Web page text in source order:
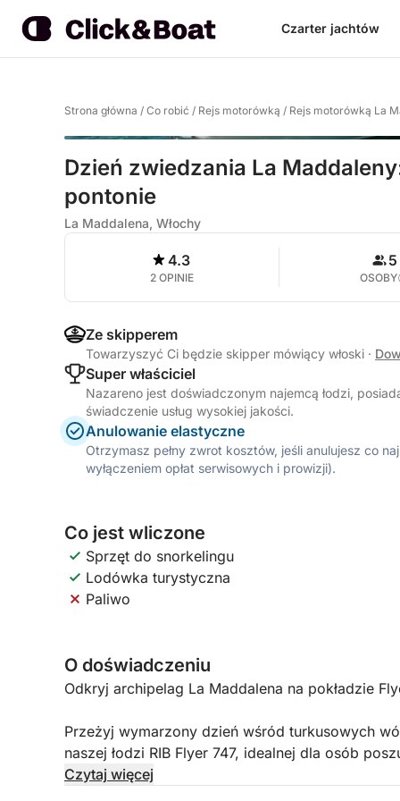
Czarter jachtów
Strona główna / Co robić / Rejs motorówką / Rejs motorówką La
Dzień zwiedzania La
pontonie
La Maddalena, Włochy
4.3
2 OPINIE
5
OSOBY
Ze skipperem
Towarzyszyć Ci będzie skipper mówiący włoski ·
Super właściciel
Nazareno jest doświadczonym najemcą łodzi,
świadczenie usług wysokiej jakości.
Anulowanie elastyczne
Otrzymasz pełny zwrot kosztów, jeśli anulujesz co
wyłączeniem opłat serwisowych i prowizji).
Co jest wliczone
Sprzęt do snorkelingu
Lodówka turystyczna
Paliwo
O doświadczeniu
Odkryj archipelag La Maddalena na pokładzie
Przeżyj wymarzony dzień wśród turkusowych
naszej łodzi RIB Flyer 747, idealnej dla osób
dech w piersiach widoków.
Czytaj więcej